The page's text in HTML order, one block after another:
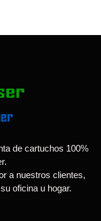
de cartuchos 100%
a nuestros clientes,
oficina u hogar.